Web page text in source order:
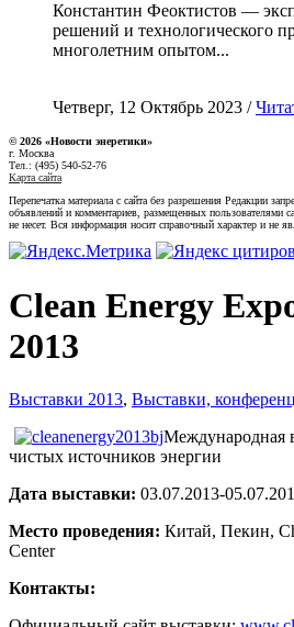
Константин Феоктистов —
решений и технологического
многолетним опытом...
Четверг, 12 Октябрь 2023 /
© 2026 «Новости энеретики»
г. Москва
Тел.: (495) 540-52-76
Карта сайта
Перепечатка материала с сайта без разрешения Редакции
объявлений и комментариев, размещенных пользователями
не несет. Вся информация носит справочный характер и не
Clean Energy
2013
Выставки 2013, Выставки,
Международная
чистых источников энергии
Дата выставки: 03.07.2013-
Место проведения: Китай, Пекин,
Center
Контакты: